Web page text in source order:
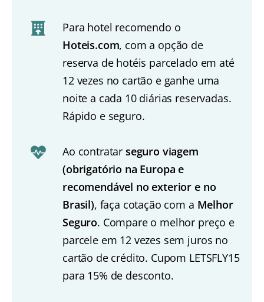
Para hotel recomendo o
Hoteis.com, com a opção de
reserva de hotéis parcelado em até
12 vezes no cartão e ganhe uma
noite a cada 10 diárias reservadas.
Rápido e seguro.
Ao contratar seguro viagem
(obrigatório na Europa e
recomendável no exterior e no
Brasil), faça cotação com a Melhor
Seguro. Compare o melhor preço e
parcele em 12 vezes sem juros no
cartão de crédito. Cupom LETSFLY15
para 15% de desconto.